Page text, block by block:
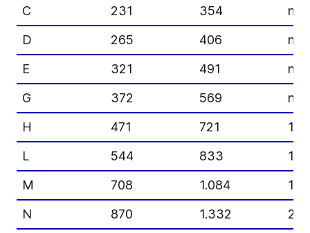
C 231 354
n/a
D
265 406
n/a
E
321 491
n/a
G
372 569
n/a
H
471 721
L
544 833
M
708 1.084
N
870 1.332